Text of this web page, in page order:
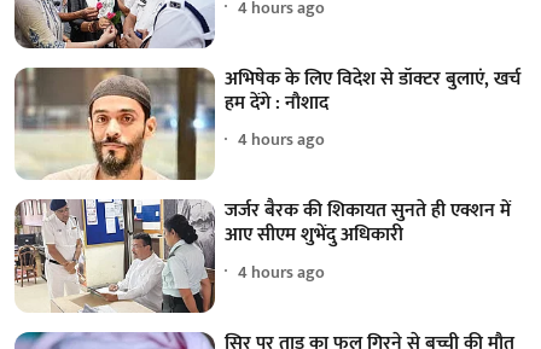
4 hours ago
अभिषेक के लिए विदेश से डॉक्टर बुलाएं, खर्च
हम देंगे : नौशाद
4 hours ago
जर्जर बैरक की शिकायत सुनते ही एक्शन में
आए सीएम शुभेंदु अधिकारी
4 hours ago